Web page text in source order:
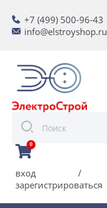
+7 (499) 500-96-43
info@elstroyshop.ru
0
вход
/
зарегистрироваться